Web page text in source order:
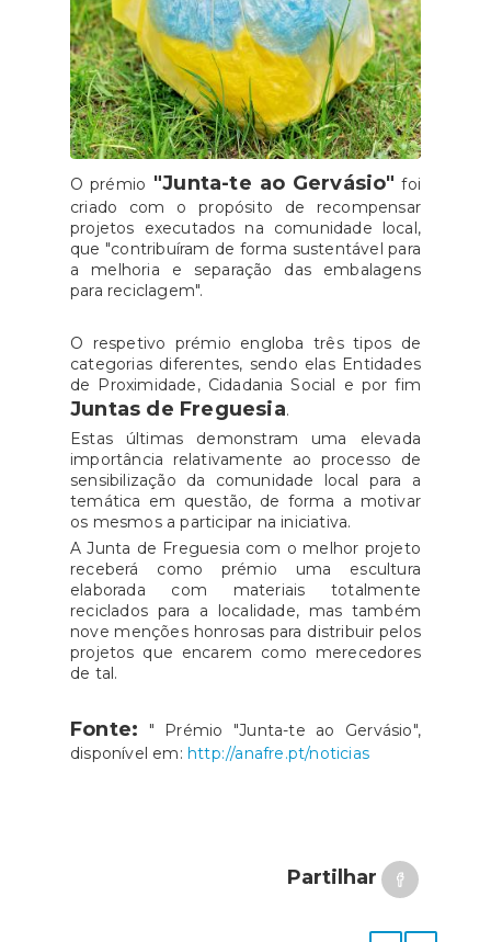
O prémio "Junta-te ao Gervásio" foi
criado com o propósito de recompensar
projetos executados na comunidade local,
que "contribuíram de forma sustentável para
a melhoria e separação das embalagens
para reciclagem".
O respetivo prémio engloba três tipos de
categorias diferentes, sendo elas Entidades
de Proximidade, Cidadania Social e por fim
Juntas de Freguesia.
Estas últimas demonstram uma elevada
importância relativamente ao processo de
sensibilização da comunidade local para a
temática em questão, de forma a motivar
os mesmos a participar na iniciativa.
A Junta de Freguesia com o melhor projeto
receberá como prémio uma escultura
elaborada com materiais totalmente
reciclados para a localidade, mas também
nove menções honrosas para distribuir pelos
projetos que encarem como merecedores
de tal.
Fonte: " Prémio "Junta-te ao Gervásio",
disponível em: http://anafre.pt/noticias
Partilhar